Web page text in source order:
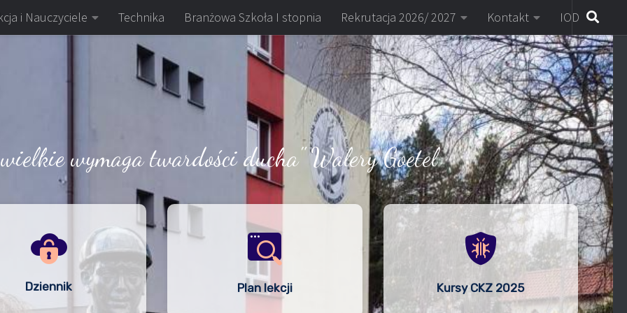
i Nauczyciele Technika Branżowa Szkoła I stopnia Rekrutacja 2026/ 2027 Kontakt IOD
wymaga twardości ducha" Walery Goetel
Dziennik Plan lekcji Kursy CKZ 2025